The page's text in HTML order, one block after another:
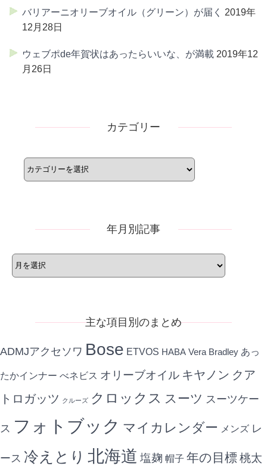
バリアーニオリーブオイル（グリーン）が届く
2019年
12月28日
ウェブポde年賀状はあったらいいな、が満載 2019年12
月26日
カテゴリー
年月別記事
主な項目別のまとめ
ADMJアクセソワ Bose ETVOS HABA Vera Bradley あっ
たかインナー べネビス オリーブオイル キヤノン クア
トロガッツ クルーズ クロックス スーツ スーツケー
ス フォトブック マイカレンダー メンズ レ
ース 冷えとり 北海道 塩麹 帽子 年の目標 桃太